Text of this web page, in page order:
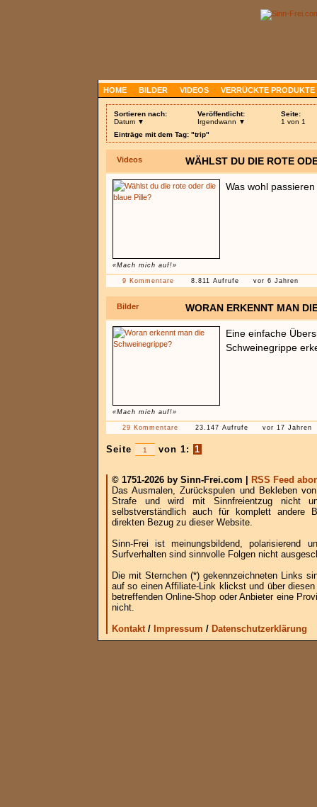
HOME BILDER VIDEOS VERRÜCKTE PRODUKTE
Sortieren nach:
Datum ▼
Veröffentlicht:
Irgendwann ▼
Seite:
1 von 1
Einträge mit dem Tag: "trip"
Videos WÄHLST DU DIE ROTE
«Mach mich auf!»
Was wohl
9 Kommentare 8.811 Aufrufe vor 6 Jahren
Bilder WORAN ERKENNT MAN
«Mach mich auf!»
Eine einfache
Schweinegrippe
29 Kommentare 23.147 Aufrufe vor 17 Jahren
Seite von 1: 1
© 1751-2026 by Sinn-Frei.com |
RSS Feed
Das Ausmalen, Zurückspulen und Bekleben
Strafe und wird mit Sinnfreientzug nicht
selbstverständlich auch für komplett andere
direkten Bezug zu dieser Website.
Sinn-Frei ist meinungsbildend, polarisierend
Surfverhalten sind sinnvolle Folgen nicht
Die mit Sternchen (*) gekennzeichneten Links
auf so einen Affiliate-Link klickst und über
betreffenden Online-Shop oder Anbieter eine
nicht.
Kontakt/ Impressum / Datenschutzerklärung